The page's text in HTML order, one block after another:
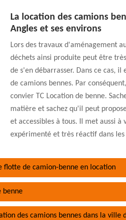
La location des camions
Angles et ses environs
Lors des travaux d'aménagement
déchets ainsi produite peut être
de s'en débarrasser. Dans ce cas,
de camions bennes. Par
convier TC Location de benne.
matière et sachez qu'il peut
et accessibles à tous. Il met aussi
expérimenté et très réactif dans
flotte de camion-benne en location
benne
des camions bennes dans la ville